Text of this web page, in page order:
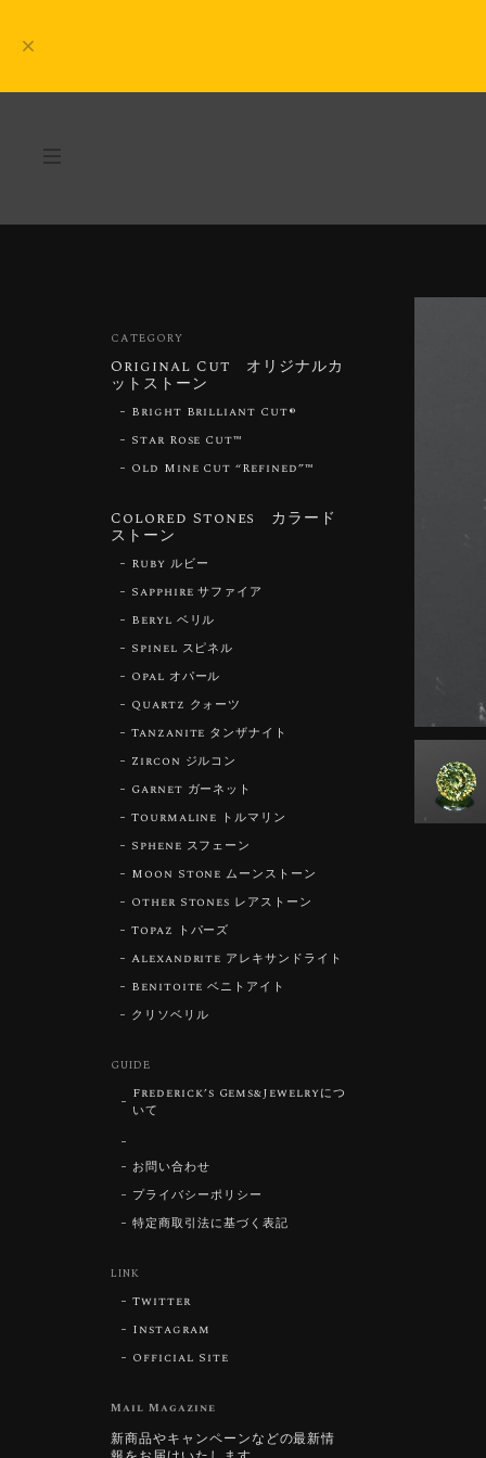
CATEGORY
Original Cut オリジナルカ
ットストーン
Bright Brilliant Cut®︎
Star Rose Cut™︎
Old Mine Cut “Refined”™︎
Colored Stones カラード
ストーン
Ruby ルビー
Sapphire サファイア
Beryl ベリル
Spinel スピネル
Opal オパール
Quartz クォーツ
Tanzanite タンザナイト
Zircon ジルコン
Garnet ガーネット
Tourmaline トルマリン
Sphene スフェーン
Moon Stone ムーンストーン
Other Stones レアストーン
Topaz トパーズ
Alexandrite アレキサンドライト
Benitoite ベニトアイト
クリソベリル
GUIDE
Frederick’s Gems&Jewelryにつ
いて
お問い合わせ
プライバシーポリシー
特定商取引法に基づく表記
LINK
Twitter
Instagram
Official Site
Mail Magazine
新商品やキャンペーンなどの最新情